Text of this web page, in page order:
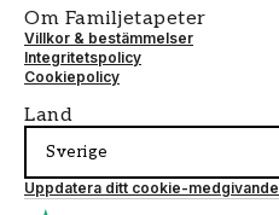
Om Familjetapeter
Villkor & bestämmelser
Integritetspolicy
Cookiepolicy
Land
Sverige
Uppdatera ditt cookie-medgivande